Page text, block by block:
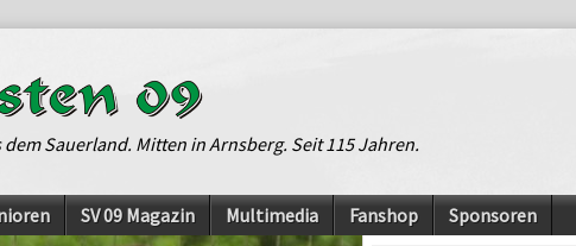
Sauerland. Mitten in Arnsberg. Seit 115 Jahren.
SV 09 Magazin Multimedia Fanshop Sponsoren